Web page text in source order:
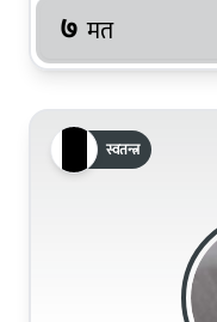
७ मत
स्वतन्त्र